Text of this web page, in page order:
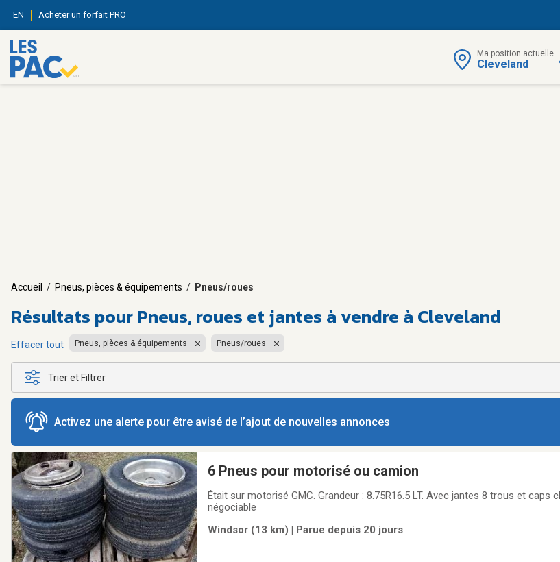
EN Acheter un forfait PRO
Ma position actuelle
Cleveland
Accueil / Pneus, pièces & équipements / Pneus/roues
Résultats pourPneus, roues et jantes à vendre à Cleveland
Effacer tout Pneus, pièces & équipements Pneus/roues
Trier et Filtrer
Activez une alerte pour être avisé de l’ajout de nouvelles annonces
6 Pneus pour motorisé ou camion
Était sur motorisé GMC. Grandeur : 8.75R16.5 LT. Avec jantes 8 trous et caps chromés. 125$ chaque
négociable
Windsor (13 km) | Parue depuis 20 jours